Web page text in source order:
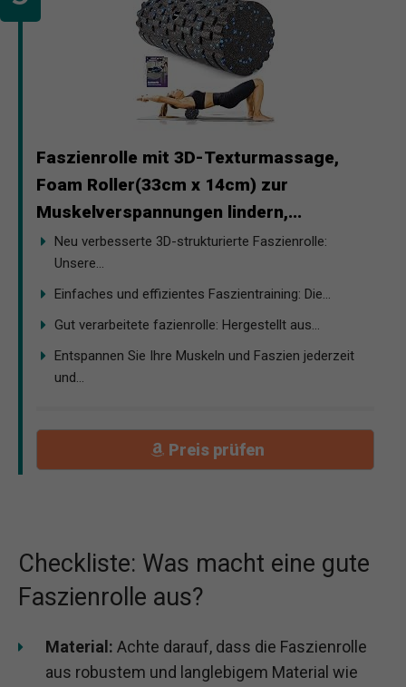
Faszienrolle mit 3D-Texturmassage,
Foam Roller(33cm x 14cm) zur
Muskelverspannungen lindern,...
Neu verbesserte 3D-strukturierte Faszienrolle:
Unsere...
Einfaches und effizientes Faszientraining: Die...
Gut verarbeitete fazienrolle: Hergestellt aus...
Entspannen Sie Ihre Muskeln und Faszien jederzeit
und...
Preis prüfen
Checkliste: Was macht eine gute
Faszienrolle aus?
Material: Achte darauf, dass die Faszienrolle
aus robustem und langlebigem Material wie